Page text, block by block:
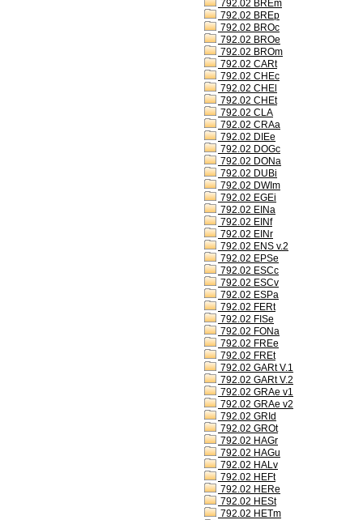
792.02 BREm
792.02 BREp
792.02 BROc
792.02 BROe
792.02 BROm
792.02 CARt
792.02 CHEc
792.02 CHEl
792.02 CHEt
792.02 CLA
792.02 CRAa
792.02 DIEe
792.02 DOGc
792.02 DONa
792.02 DUBi
792.02 DWIm
792.02 EGEi
792.02 EINa
792.02 EINf
792.02 EINr
792.02 ENS v.2
792.02 EPSe
792.02 ESCc
792.02 ESCv
792.02 ESPa
792.02 FERt
792.02 FISe
792.02 FONa
792.02 FREe
792.02 FREt
792.02 GARt V.1
792.02 GARt V.2
792.02 GRAe v1
792.02 GRAe v2
792.02 GRId
792.02 GROt
792.02 HAGr
792.02 HAGu
792.02 HALv
792.02 HEFt
792.02 HERe
792.02 HESt
792.02 HETm